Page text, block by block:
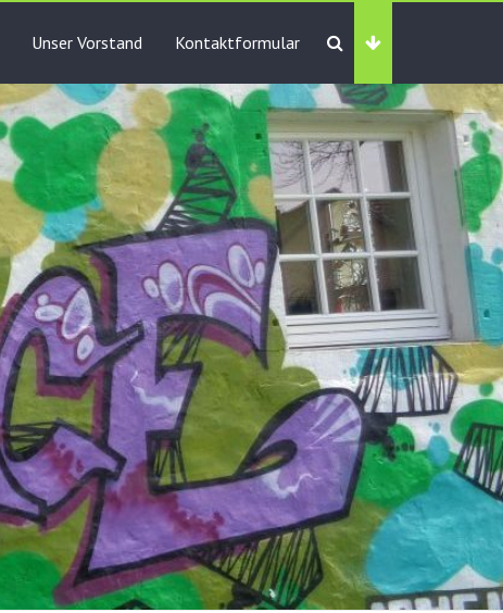
Unser Vorstand Kontaktformular